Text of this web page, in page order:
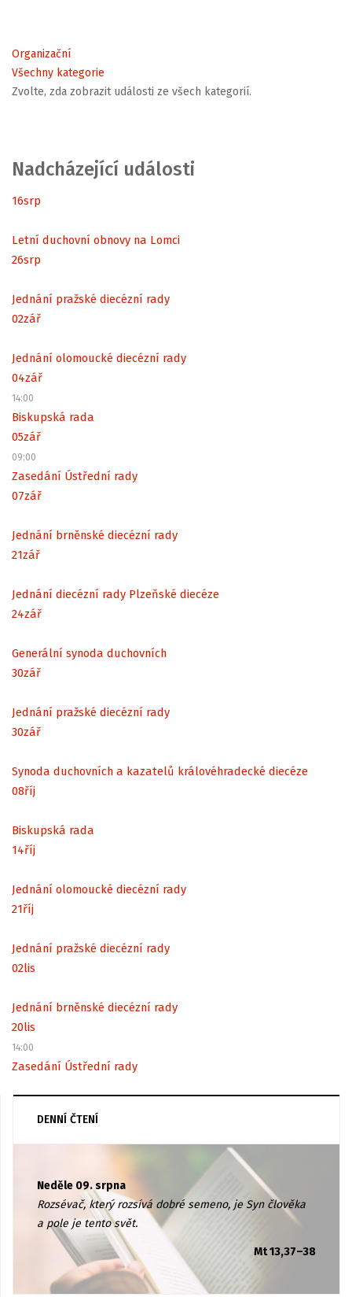
Organizační
Všechny kategorie
Zvolte, zda zobrazit události ze všech kategorií.
Nadcházející události
16srp
Letní duchovní obnovy na Lomci
26srp
Jednání pražské diecézní rady
02zář
Jednání olomoucké diecézní rady
04zář
14:00
Biskupská rada
05zář
09:00
Zasedání Ústřední rady
07zář
Jednání brněnské diecézní rady
21zář
Jednání diecézní rady Plzeňské diecéze
24zář
Generální synoda duchovních
30zář
Jednání pražské diecézní rady
30zář
Synoda duchovních a kazatelů královéhradecké diecéze
08říj
Biskupská rada
14říj
Jednání olomoucké diecézní rady
21říj
Jednání pražské diecézní rady
02lis
Jednání brněnské diecézní rady
20lis
14:00
Zasedání Ústřední rady
DENNÍ ČTENÍ
Neděle 09. srpna
Rozsévač, který rozsívá dobré semeno, je Syn člověka
a pole je tento svět.
Mt 13,37–38